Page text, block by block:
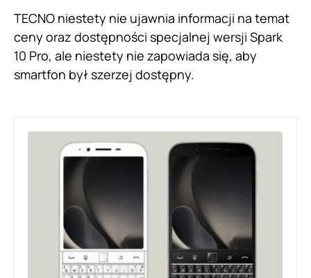
TECNO niestety nie ujawnia informacji na temat
ceny oraz dostępności specjalnej wersji Spark
10 Pro, ale niestety nie zapowiada się, aby
smartfon był szerzej dostępny.